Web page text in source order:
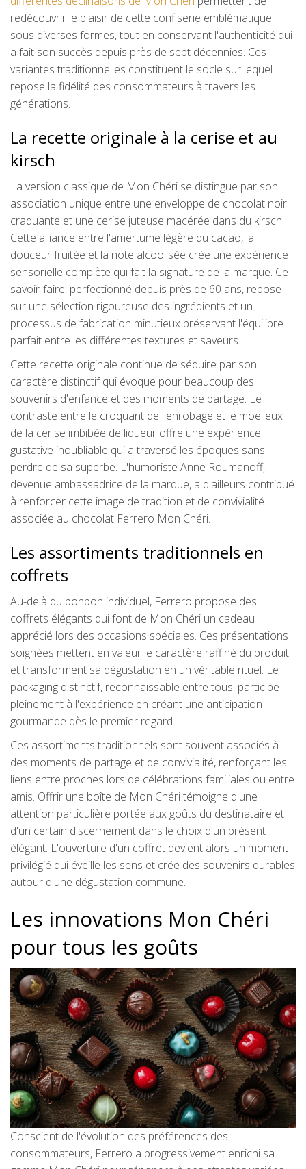
redécouvrir le plaisir de cette confiserie emblématique
sous diverses formes, tout en conservant l'authenticité qui
a fait son succès depuis près de sept décennies. Ces
variantes traditionnelles constituent le socle sur lequel
repose la fidélité des consommateurs à travers les
générations.
La recette originale à la cerise et au
kirsch
La version classique de Mon Chéri se distingue par son
association unique entre une enveloppe de chocolat noir
craquante et une cerise juteuse macérée dans du kirsch.
Cette alliance entre l'amertume légère du cacao, la
douceur fruitée et la note alcoolisée crée une expérience
sensorielle complète qui fait la signature de la marque. Ce
savoir-faire, perfectionné depuis près de 60 ans, repose
sur une sélection rigoureuse des ingrédients et un
processus de fabrication minutieux préservant l'équilibre
parfait entre les différentes textures et saveurs.
Cette recette originale continue de séduire par son
caractère distinctif qui évoque pour beaucoup des
souvenirs d'enfance et des moments de partage. Le
contraste entre le croquant de l'enrobage et le moelleux
de la cerise imbibée de liqueur offre une expérience
gustative inoubliable qui a traversé les époques sans
perdre de sa superbe. L'humoriste Anne Roumanoff,
devenue ambassadrice de la marque, a d'ailleurs contribué
à renforcer cette image de tradition et de convivialité
associée au chocolat Ferrero Mon Chéri.
Les assortiments traditionnels en
coffrets
Au-delà du bonbon individuel, Ferrero propose des
coffrets élégants qui font de Mon Chéri un cadeau
apprécié lors des occasions spéciales. Ces présentations
soignées mettent en valeur le caractère raffiné du produit
et transforment sa dégustation en un véritable rituel. Le
packaging distinctif, reconnaissable entre tous, participe
pleinement à l'expérience en créant une anticipation
gourmande dès le premier regard.
Ces assortiments traditionnels sont souvent associés à
des moments de partage et de convivialité, renforçant les
liens entre proches lors de célébrations familiales ou entre
amis. Offrir une boîte de Mon Chéri témoigne d'une
attention particulière portée aux goûts du destinataire et
d'un certain discernement dans le choix d'un présent
élégant. L'ouverture d'un coffret devient alors un moment
privilégié qui éveille les sens et crée des souvenirs durables
autour d'une dégustation commune.
Les innovations Mon Chéri
pour tous les goûts
Conscient de l'évolution des préférences des
consommateurs, Ferrero a progressivement enrichi sa